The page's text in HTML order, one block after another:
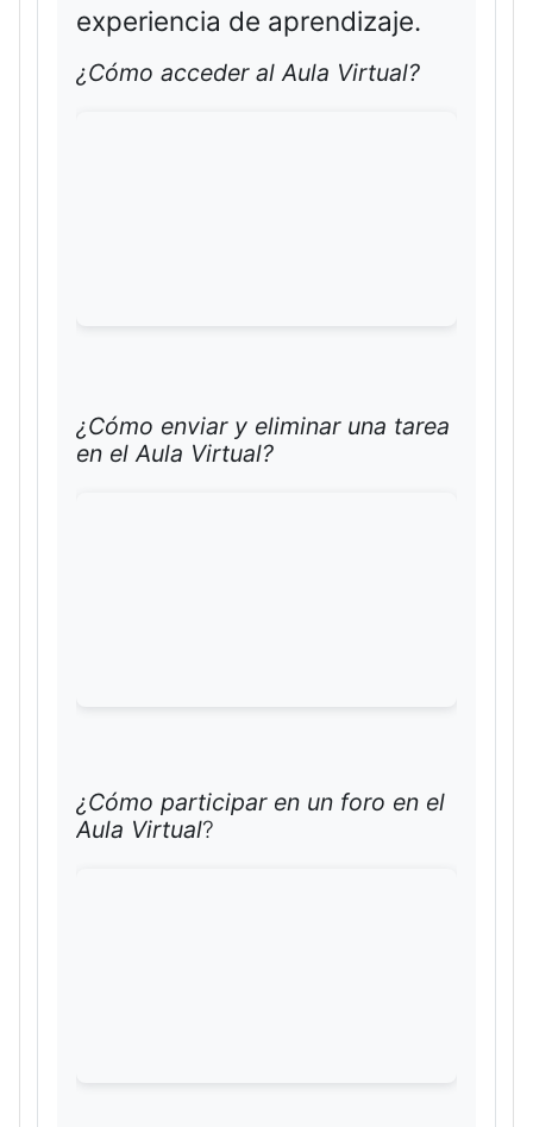
experiencia de aprendizaje.
¿Cómo acceder al Aula Virtual?
¿Cómo enviar y eliminar una tarea
en el Aula Virtual?
¿Cómo participar en un foro en el
Aula Virtual?